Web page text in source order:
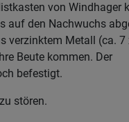
von Windhager
auf den Nachwuchs
verzinktem Metall (ca. 7
Beute kommen. Der
befestigt.
stören.